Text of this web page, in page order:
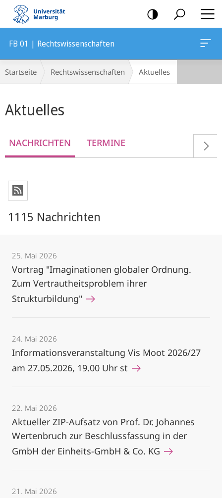
Mobile-
Navigation
FB 01 | Rechtswissenschaften
Breadcrumb-
Navigation
Startseite Rechtswissenschaften Aktuelles
Aktuelles
NACHRICHTEN TERMINE
1115 Nachrichten
25. Mai 2026
Vortrag "Imaginationen globaler Ordnung.
Zum Vertrautheitsproblem ihrer
Strukturbildung"
24. Mai 2026
Informationsveranstaltung Vis Moot 2026/27
am 27.05.2026, 19.00 Uhr st
22. Mai 2026
Aktueller ZIP-Aufsatz von Prof. Dr. Johannes
Wertenbruch zur Beschlussfassung in der
GmbH der Einheits-GmbH & Co. KG
21. Mai 2026